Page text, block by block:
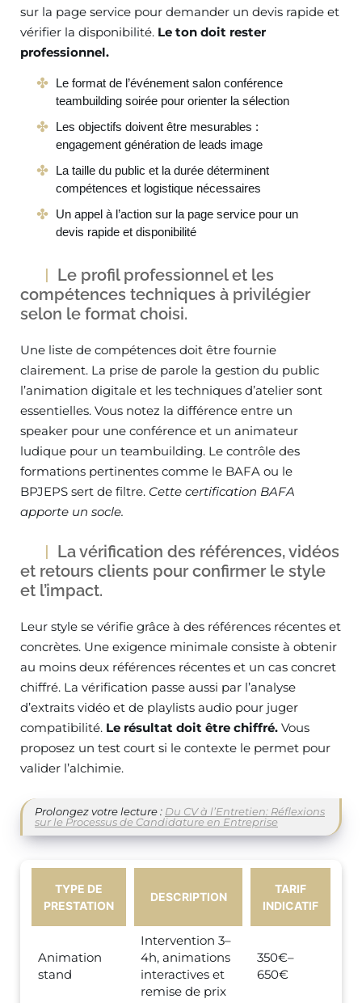
sur la page service pour demander un devis rapide et
vérifier la disponibilité. Le ton doit rester
professionnel.
Le format de l’événement salon conférence
teambuilding soirée pour orienter la sélection
Les objectifs doivent être mesurables :
engagement génération de leads image
La taille du public et la durée déterminent
compétences et logistique nécessaires
Un appel à l’action sur la page service pour un
devis rapide et disponibilité
Le profil professionnel et les
compétences techniques à privilégier
selon le format choisi.
Une liste de compétences doit être fournie
clairement. La prise de parole la gestion du public
l’animation digitale et les techniques d’atelier sont
essentielles. Vous notez la différence entre un
speaker pour une conférence et un animateur
ludique pour un teambuilding. Le contrôle des
formations pertinentes comme le BAFA ou le
BPJEPS sert de filtre. Cette certification BAFA
apporte un socle.
La vérification des références, vidéos
et retours clients pour confirmer le style
et l’impact.
Leur style se vérifie grâce à des références récentes et
concrètes. Une exigence minimale consiste à obtenir
au moins deux références récentes et un cas concret
chiffré. La vérification passe aussi par l’analyse
d’extraits vidéo et de playlists audio pour juger
compatibilité. Le résultat doit être chiffré. Vous
proposez un test court si le contexte le permet pour
valider l’alchimie.
Prolongez votre lecture : Du CV à l’Entretien: Réflexions
sur le Processus de Candidature en Entreprise
TYPE DE
PRESTATION
DESCRIPTION
TARIF
INDICATIF
Animation
stand
Intervention 3–
4h, animations
interactives et
remise de prix
350€–
650€